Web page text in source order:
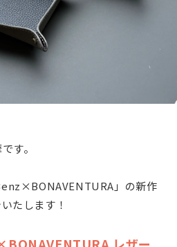
す。
」の新作
たします！